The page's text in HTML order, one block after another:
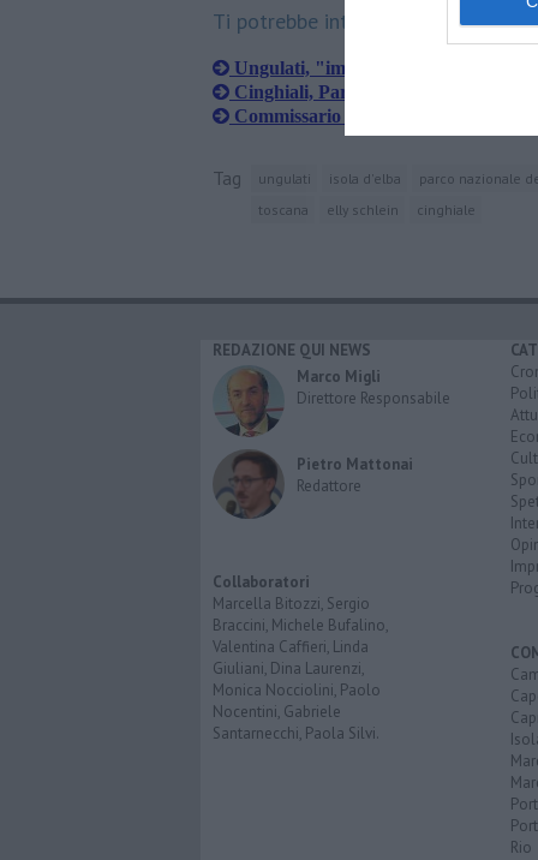
Ti potrebbe interessare anche:
Ungulati, "immobilismo vergognoso"
Cinghiali, Parco e il mito del
Commissario ungulati, "Giani rispetti
Tag ungulati isola d'elba parco nazionale
toscana
elly schlein cinghiale
REDAZIONE QUI NEWS
Marco Migli
Direttore Responsabile
Pietro Mattonai
Redattore
Collaboratori
Marcella Bitozzi, Sergio
Braccini, Michele Bufalino,
Valentina Caffieri, Linda
Giuliani, Dina Laurenzi,
Monica Nocciolini, Paolo
Nocentini, Gabriele
Santarnecchi, Paola Silvi.
Rio